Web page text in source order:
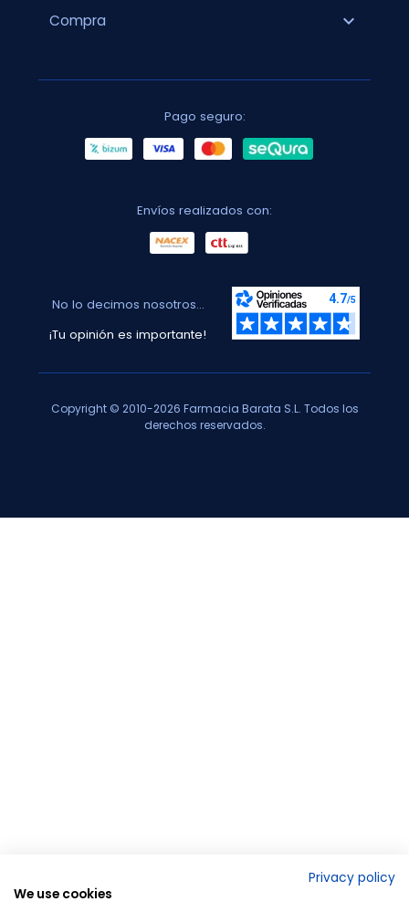
Compra expand_more
Pago seguro:
Envíos realizados con:
No lo decimos nosotros...
¡Tu opinión es importante!
Copyright © 2010-2026 Farmacia Barata S.L. Todos los
derechos reservados.
Privacy policy
We use cookies